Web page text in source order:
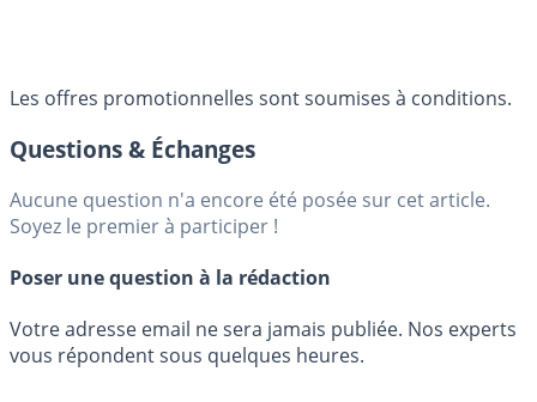
Les offres promotionnelles sont soumises à conditions.
Questions & Échanges
Aucune question n'a encore été posée sur cet article.
Soyez le premier à participer !
Poser une question à la rédaction
Votre adresse email ne sera jamais publiée. Nos experts
vous répondent sous quelques heures.